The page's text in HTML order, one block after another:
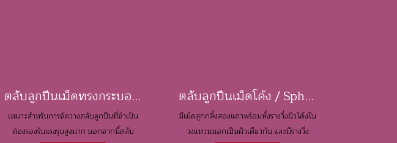
ตลับลูกปืนเม็ดทรงกระบอก / Cylindrical Bearings
เหมาะสำหรับการจัดวางตลับลูกปืนที่จำเป็น
ต้องรองรับแรงรุนสูงมาก นอกจากนี้ตลับ
ตลับลูกปืนเม็ดโค้ง / Spherical Roller Bearings
มีเม็ดลูกกลิ้งสองแถวพร้อมทั้งรางวิ่งผิวโค้งใน
วงแหวนนอกเป็นผิวเดียวกัน และมีรางวิ่ง